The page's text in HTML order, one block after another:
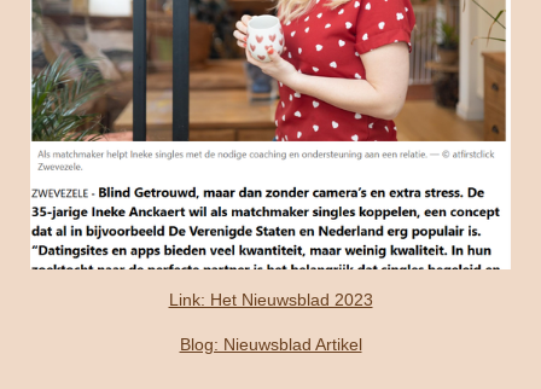
Link: Het Nieuwsblad 2023
Blog: Nieuwsblad Artikel